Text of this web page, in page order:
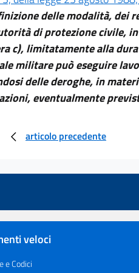
delle modalità, dei
di protezione civile,
c), limitatamente alla
militare può eseguire
delle deroghe, in
eventualmente
articolo precedente
veloci
e Codici